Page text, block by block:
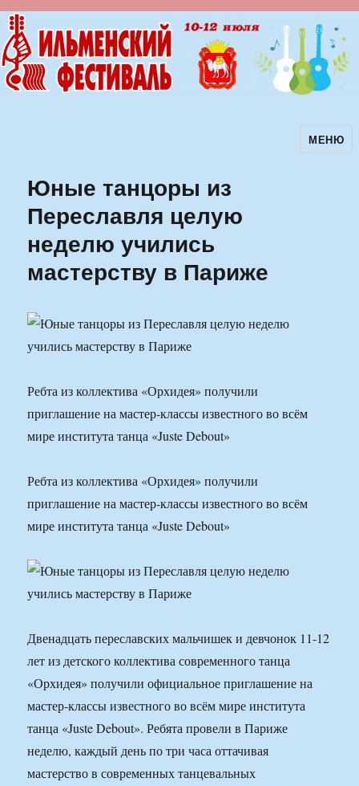
Ильменский фестиваль авторскойМЕНЮ
Юные танцоры из
Переславля целую
неделю учились
мастерству в Париже
Ребта из коллектива «Орхидея» получили
приглашение на мастер-классы известного во всём
мире института танца «Juste Debout»
Ребта из коллектива «Орхидея» получили
приглашение на мастер-классы известного во всём
мире института танца «Juste Debout»
Двенадцать переславских мальчишек и девчонок 11-12
лет из детского коллектива современного танца
«Орхидея» получили официальное приглашение на
мастер-классы известного во всём мире института
танца «Juste Debout». Ребята провели в Париже
неделю, каждый день по три часа оттачивая
мастерство в современных танцевальных